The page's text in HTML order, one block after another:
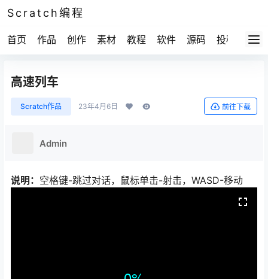
Scratch编程
首页 作品 创作 素材 教程 软件 源码 投稿 关于
高速列车
Scratch作品 23年4月6日 前往下载
Admin
说明： 空格键-跳过对话，鼠标单击-射击，WASD-移动